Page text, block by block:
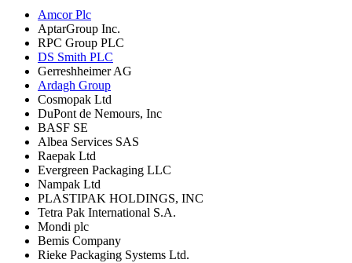
Amcor Plc
AptarGroup Inc.
RPC Group PLC
DS Smith PLC
Gerreshheimer AG
Ardagh Group
Cosmopak Ltd
DuPont de Nemours, Inc
BASF SE
Albea Services SAS
Raepak Ltd
Evergreen Packaging LLC
Nampak Ltd
PLASTIPAK HOLDINGS, INC
Tetra Pak International S.A.
Mondi plc
Bemis Company
Rieke Packaging Systems Ltd.